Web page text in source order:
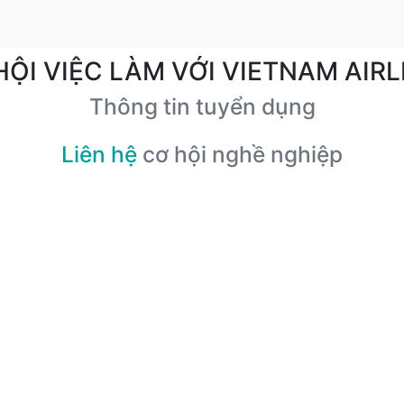
VIỆC LÀM VỚI VIETNAM
Thông tin tuyển dụng
Liên hệ cơ hội nghề nghiệp